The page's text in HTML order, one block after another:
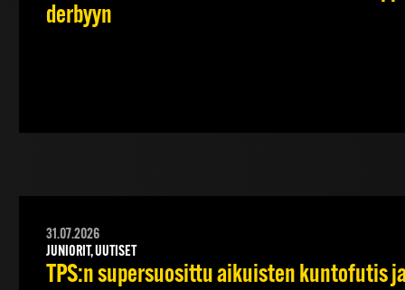
derbyyn
31.07.2026
JUNIORIT, UUTISET
TPS:n supersuosittu aikuisten kuntofutis